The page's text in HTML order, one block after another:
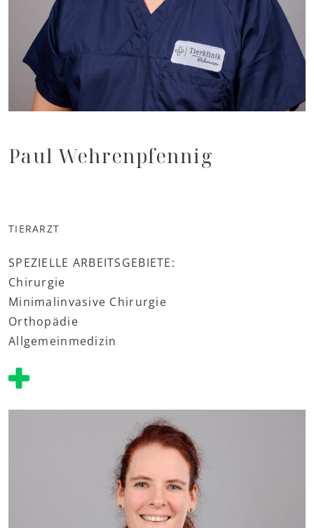
Paul Wehrenpfennig
TIERARZT
SPEZIELLE ARBEITSGEBIETE:
Chirurgie
Minimalinvasive Chirurgie
Orthopädie
Allgemeinmedizin